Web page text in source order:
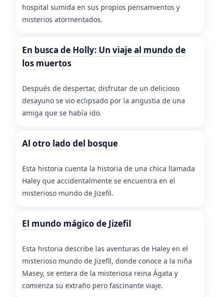
hospital sumida en sus propios pensamientos y
misterios atormentados.
En busca de Holly: Un viaje al mundo de
los muertos
Después de despertar, disfrutar de un delicioso
desayuno se vio eclipsado por la angustia de una
amiga que se había ido.
Al otro lado del bosque
Esta historia cuenta la historia de una chica llamada
Haley que accidentalmente se encuentra en el
misterioso mundo de Jizefil.
El mundo mágico de Jizefil
Esta historia describe las aventuras de Haley en el
misterioso mundo de Jizefil, donde conoce a la niña
Masey, se entera de la misteriosa reina Ágata y
comienza su extraño pero fascinante viaje.